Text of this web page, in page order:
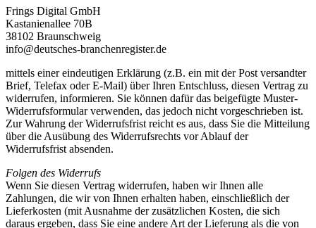
Frings Digital GmbH
Kastanienallee 70B
38102 Braunschweig
info@deutsches-branchenregister.de
mittels einer eindeutigen Erklärung (z.B. ein mit der Post versandter
Brief, Telefax oder E-Mail) über Ihren Entschluss, diesen Vertrag zu
widerrufen, informieren. Sie können dafür das beigefügte Muster-
Widerrufsformular verwenden, das jedoch nicht vorgeschrieben ist.
Zur Wahrung der Widerrufsfrist reicht es aus, dass Sie die Mitteilung
über die Ausübung des Widerrufsrechts vor Ablauf der
Widerrufsfrist absenden.
Folgen des Widerrufs
Wenn Sie diesen Vertrag widerrufen, haben wir Ihnen alle
Zahlungen, die wir von Ihnen erhalten haben, einschließlich der
Lieferkosten (mit Ausnahme der zusätzlichen Kosten, die sich
daraus ergeben, dass Sie eine andere Art der Lieferung als die von